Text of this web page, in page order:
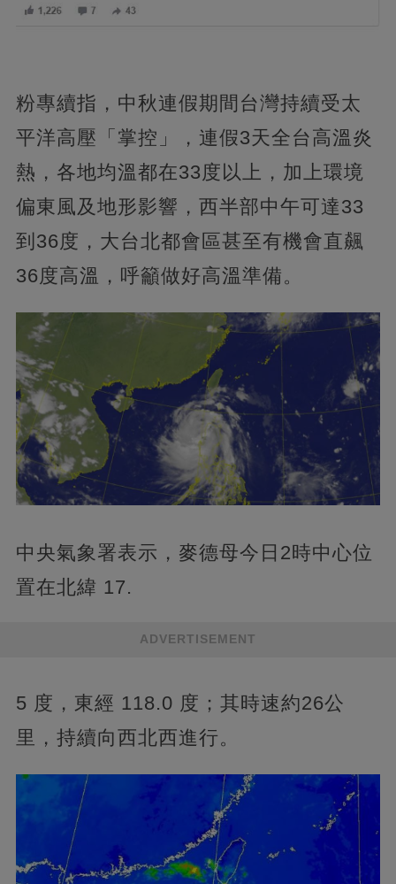
粉專續指，中秋連假期間台灣持續受太
平洋高壓「掌控」，連假3天全台高溫炎
熱，各地均溫都在33度以上，加上環境
偏東風及地形影響，西半部中午可達33
到36度，大台北都會區甚至有機會直飆
36度高溫，呼籲做好高溫準備。
中央氣象署表示，麥德母今日2時中心位
置在北緯 17.
ADVERTISEMENT
5 度，東經 118.0 度；其時速約26公
里，持續向西北西進行。